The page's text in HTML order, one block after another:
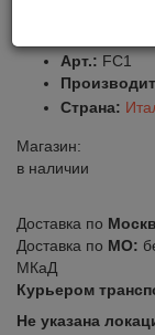
Арт.: FC1
Страна:
Магазин:
в наличии
Доставка по
Доставка по МО:
МКаД
Курьером
Не указана